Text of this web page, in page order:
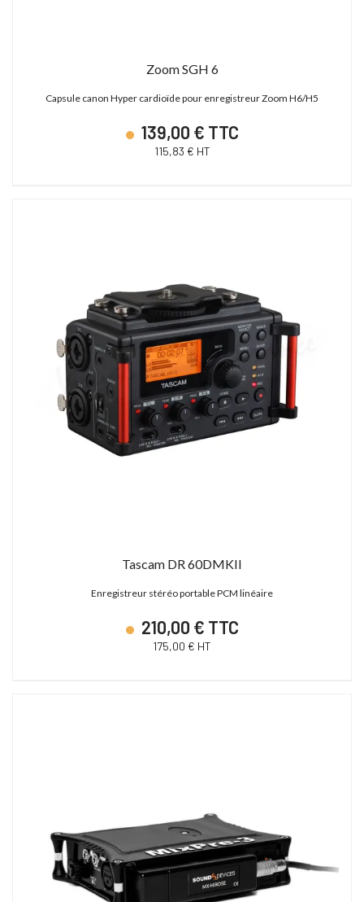
Zoom SGH 6
Capsule canon Hyper cardioïde pour enregistreur Zoom H6/H5
139,00 € TTC
115,83 € HT
Tascam DR 60DMKII
Enregistreur stéréo portable PCM linéaire
210,00 € TTC
175,00 € HT